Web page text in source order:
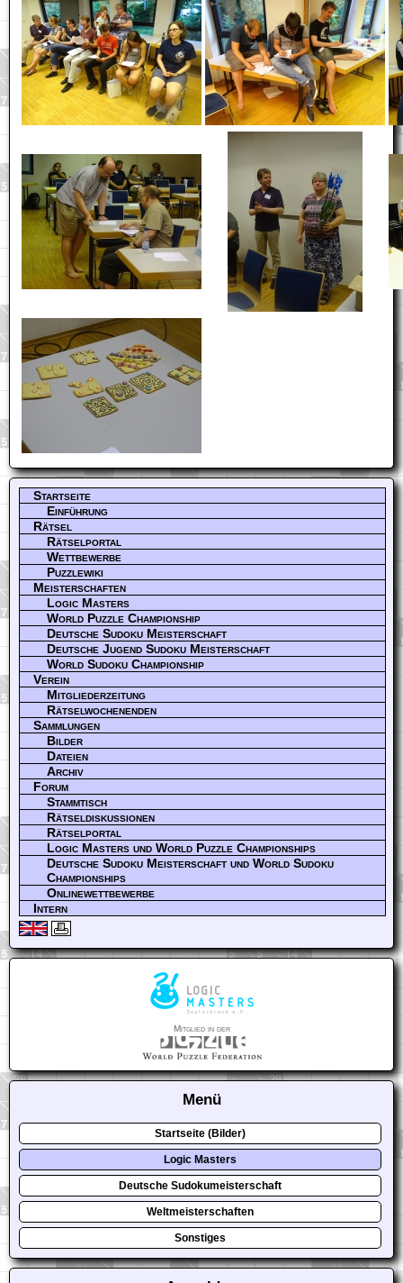
Startseite
Einführung
Rätsel
Rätselportal
Wettbewerbe
Puzzlewiki
Meisterschaften
Logic Masters
World Puzzle Championship
Deutsche Sudoku Meisterschaft
Deutsche Jugend Sudoku Meisterschaft
World Sudoku Championship
Verein
Mitgliederzeitung
Rätselwochenenden
Sammlungen
Bilder
Dateien
Archiv
Forum
Stammtisch
Rätseldiskussionen
Rätselportal
Logic Masters und World Puzzle Championships
Deutsche Sudoku Meisterschaft und World Sudoku
Championships
Onlinewettbewerbe
Intern
Mitglied in der
Menü
Startseite (Bilder)
Logic Masters
Deutsche Sudokumeisterschaft
Weltmeisterschaften
Sonstiges